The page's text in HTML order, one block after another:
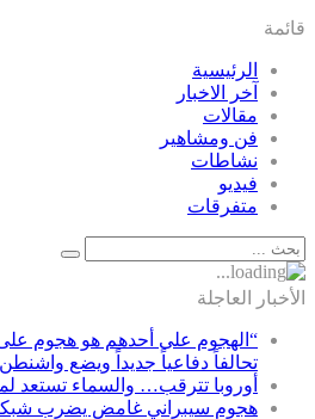
قائمة
الرئيسية
آخر الاخبار
مقالات
فن ومشاهير
نشاطات
فيديو
متفرقات
الأخبار العاجلة
“الهجوم على أحدهم هو هجوم
تحالفاً دفاعياً جديداً ويضع
أوروبا تترقب… والسماء تستعد
هجوم سيبراني غامض يضرب شبكة